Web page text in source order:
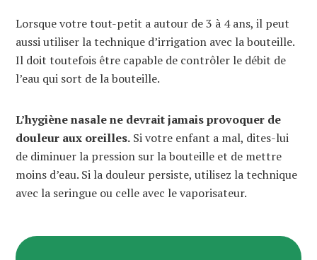
Lorsque votre tout-petit a autour de 3 à 4 ans, il peut
aussi utiliser la technique d’irrigation avec la bouteille.
Il doit toutefois être capable de contrôler le débit de
l’eau qui sort de la bouteille.
L’hygiène nasale ne devrait jamais provoquer de
douleur aux oreilles. Si votre enfant a mal, dites-lui
de diminuer la pression sur la bouteille et de mettre
moins d’eau. Si la douleur persiste, utilisez la technique
avec la seringue ou celle avec le vaporisateur.